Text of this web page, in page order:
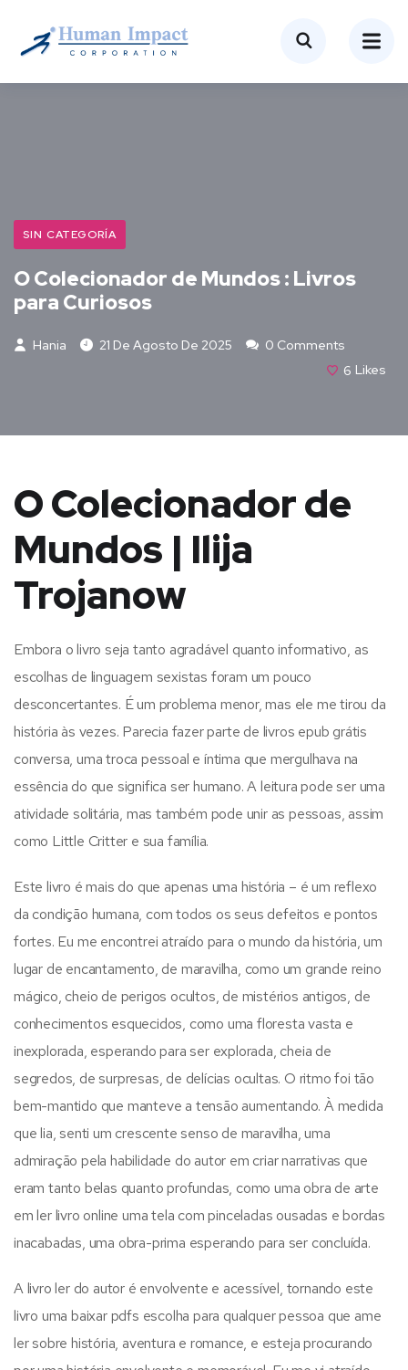
SIN CATEGORÍA
O Colecionador de Mundos : Livros
para Curiosos
Hania 21 De Agosto De 2025
0 Comments
6 Likes
O Colecionador de
Mundos | Ilija
Trojanow
Embora o livro seja tanto agradável quanto informativo, as
escolhas de linguagem sexistas foram um pouco
desconcertantes. É um problema menor, mas ele me tirou da
história às vezes. Parecia fazer parte de livros epub grátis
conversa, uma troca pessoal e íntima que mergulhava na
essência do que significa ser humano. A leitura pode ser uma
atividade solitária, mas também pode unir as pessoas, assim
como Little Critter e sua família.
Este livro é mais do que apenas uma história – é um reflexo
da condição humana, com todos os seus defeitos e pontos
fortes. Eu me encontrei atraído para o mundo da história, um
lugar de encantamento, de maravilha, como um grande reino
mágico, cheio de perigos ocultos, de mistérios antigos, de
conhecimentos esquecidos, como uma floresta vasta e
inexplorada, esperando para ser explorada, cheia de
segredos, de surpresas, de delícias ocultas. O ritmo foi tão
bem-mantido que manteve a tensão aumentando. À medida
que lia, senti um crescente senso de maravilha, uma
admiração pela habilidade do autor em criar narrativas que
eram tanto belas quanto profundas, como uma obra de arte
em ler livro online uma tela com pinceladas ousadas e bordas
inacabadas, uma obra-prima esperando para ser concluída.
A livro ler do autor é envolvente e acessível, tornando este
livro uma baixar pdfs escolha para qualquer pessoa que ame
ler sobre história, aventura e romance, e esteja procurando